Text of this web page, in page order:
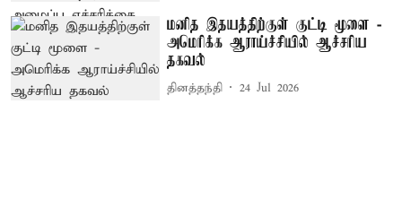
மனித இதயத்திற்குள் குட்டி மூளை -
அமெரிக்க ஆராய்ச்சியில் ஆச்சரிய
தகவல்
தினத்தந்தி 24 Jul 2026